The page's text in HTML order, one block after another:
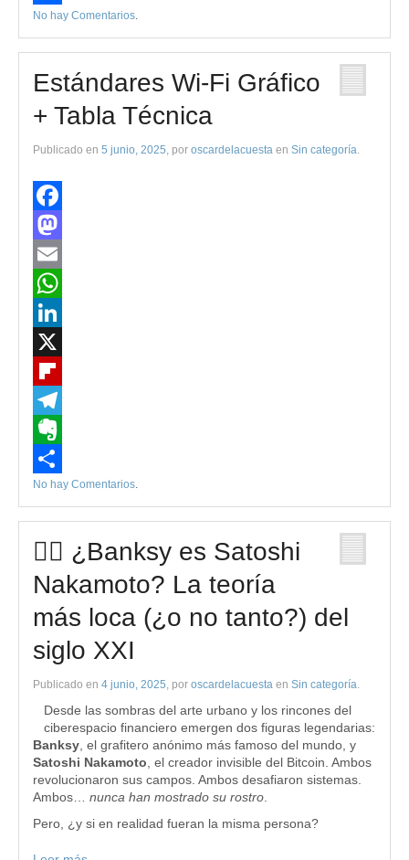
Compartir
No hay Comentarios
Estándares Wi-Fi Gráfico
+ Tabla Técnica
Publicado en 5 junio, 2025 , por oscardelacuesta en Sin categoría
Facebook
Mastodon
Email
WhatsApp
LinkedIn
Flipboard
Telegram
Evernote
Compartir
No hay Comentarios
🕵️‍♂️ ¿Banksy es Satoshi
Nakamoto? La teoría
más loca (¿o no tanto?) del
siglo XXI
Publicado en 4 junio, 2025 , por oscardelacuesta en Sin categoría
Desde las sombras del arte urbano y los rincones del
ciberespacio financiero emergen dos figuras legendarias:
Banksy , el grafitero anónimo más famoso del mundo, y
Satoshi Nakamoto , el creador invisible del Bitcoin. Ambos
revolucionaron sus campos. Ambos desafiaron sistemas.
Ambos… nunca han mostrado su rostro
Pero, ¿y si en realidad fueran la misma persona?